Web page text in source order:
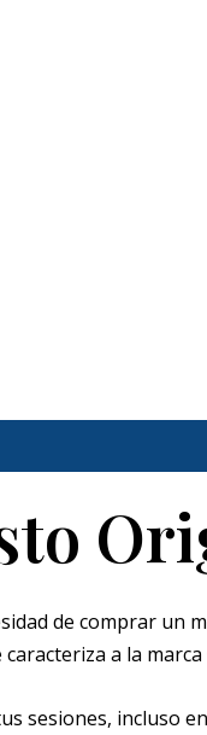
de comprar un
a la marca
sesiones, incluso